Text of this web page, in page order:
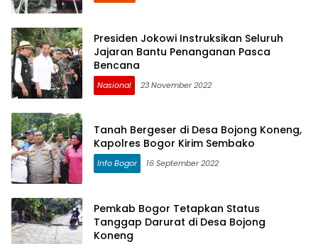
Presiden Jokowi Instruksikan Seluruh
Jajaran Bantu Penanganan Pasca
Bencana
Nasional 23 November 2022
Tanah Bergeser di Desa Bojong Koneng,
Kapolres Bogor Kirim Sembako
Info Bogor 16 September 2022
Pemkab Bogor Tetapkan Status
Tanggap Darurat di Desa Bojong
Koneng